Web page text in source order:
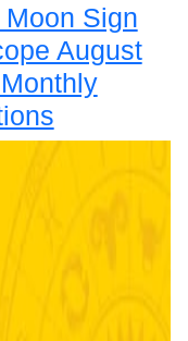
Moon Sign
August